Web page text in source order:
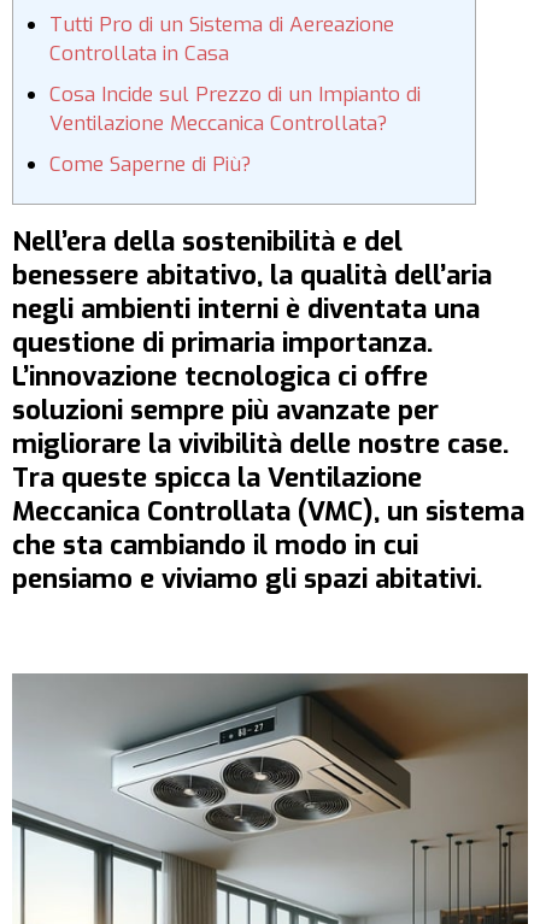
Tutti Pro di un Sistema di Aereazione
Controllata in Casa
Cosa Incide sul Prezzo di un Impianto di
Ventilazione Meccanica Controllata?
Come Saperne di Più?
Nell’era della sostenibilità e del
benessere abitativo, la qualità dell’aria
negli ambienti interni è diventata una
questione di primaria importanza.
L’innovazione tecnologica ci offre
soluzioni sempre più avanzate per
migliorare la vivibilità delle nostre case.
Tra queste spicca la Ventilazione
Meccanica Controllata (VMC), un sistema
che sta cambiando il modo in cui
pensiamo e viviamo gli spazi abitativi.